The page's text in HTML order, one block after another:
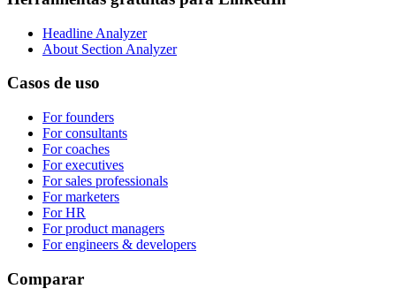
Headline Analyzer
About Section Analyzer
Casos de uso
For founders
For consultants
For coaches
For executives
For sales professionals
For marketers
For HR
For product managers
For engineers & developers
Comparar